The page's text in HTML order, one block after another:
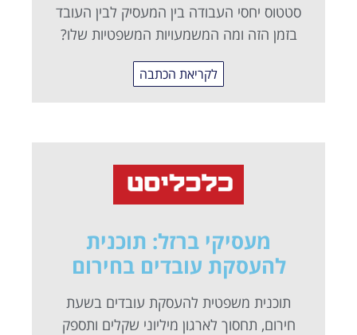
סטטוס יחסי העבודה בין המעסיק לבין העובד
בזמן הזה ומה המשמעויות המשפטיות שלו?
לקריאת הכתבה
מעסיקי ברזל: תוכנית
להעסקת עובדים בחירום
תוכנית משפטית להעסקת עובדים בשעת
חירום, תחסוך לארגון מיליוני שקלים ותספק